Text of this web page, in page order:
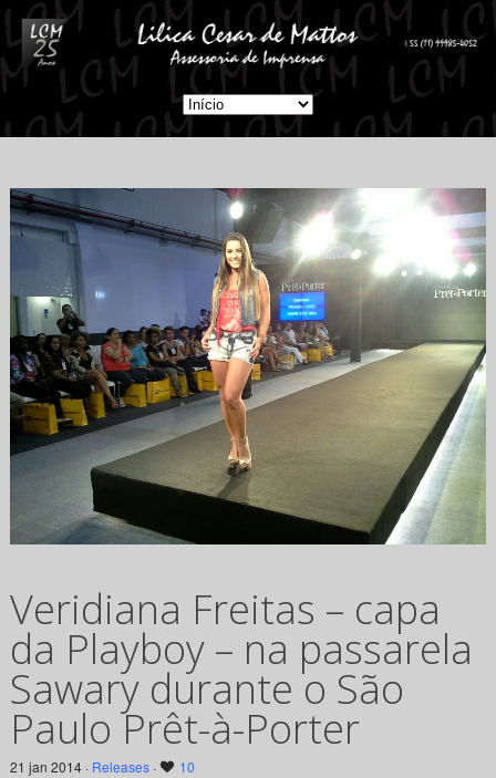
Veridiana Freitas – capa
da Playboy – na passarela
Sawary durante o São
Paulo Prêt-à-Porter
21 jan 2014 · Releases· 10